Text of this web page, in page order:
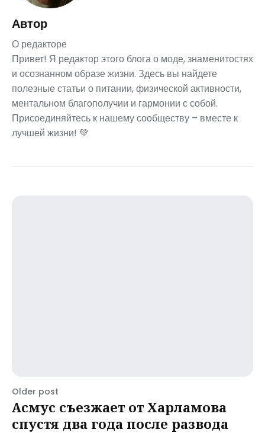
Автор
О редакторе
Привет! Я редактор этого блога о моде, знаменитостях
и осознанном образе жизни. Здесь вы найдете
полезные статьи о питании, физической активности,
ментальном благополучии и гармонии с собой.
Присоединяйтесь к нашему сообществу – вместе к
лучшей жизни! 💚
Older post
Асмус съезжает от Харламова
спустя два года после развода